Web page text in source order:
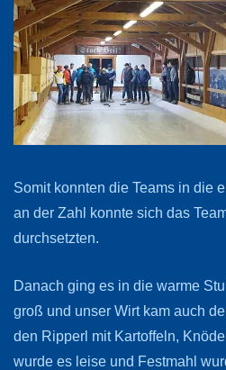
Somit konnten die Teams in die
an der Zahl konnte sich das
durchsetzten.
Danach ging es in die warme
groß und unser Wirt kam auch
den Ripperl mit Kartoffeln,
wurde es leise und Festmahl